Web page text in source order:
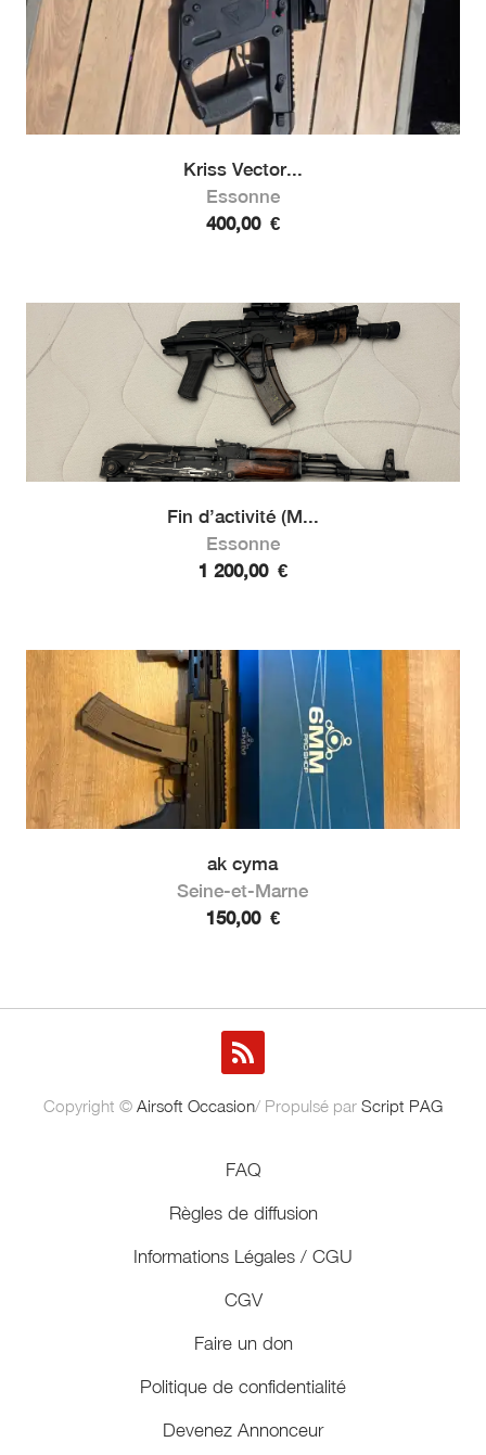
Kriss Vector...
Essonne
400,00 €
Fin d’activité (M...
Essonne
1 200,00 €
ak cyma
Seine-et-Marne
150,00 €
Copyright © Airsoft Occasion/ Propulsé par Script PAG
FAQ
Règles de diffusion
Informations Légales / CGU
CGV
Faire un don
Politique de confidentialité
Devenez Annonceur